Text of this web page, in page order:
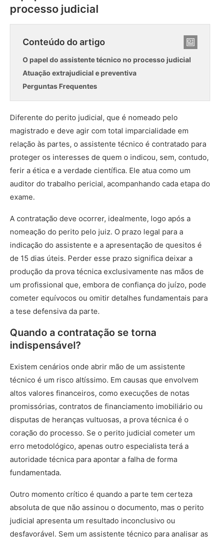
processo judicial
Conteúdo do artigo
O papel do assistente técnico no processo judicial
Atuação extrajudicial e preventiva
Perguntas Frequentes
Diferente do perito judicial, que é nomeado pelo
magistrado e deve agir com total imparcialidade em
relação às partes, o assistente técnico é contratado para
proteger os interesses de quem o indicou, sem, contudo,
ferir a ética e a verdade científica. Ele atua como um
auditor do trabalho pericial, acompanhando cada etapa do
exame.
A contratação deve ocorrer, idealmente, logo após a
nomeação do perito pelo juiz. O prazo legal para a
indicação do assistente e a apresentação de quesitos é
de 15 dias úteis. Perder esse prazo significa deixar a
produção da prova técnica exclusivamente nas mãos de
um profissional que, embora de confiança do juízo, pode
cometer equívocos ou omitir detalhes fundamentais para
a tese defensiva da parte.
Quando a contratação se torna
indispensável?
Existem cenários onde abrir mão de um assistente
técnico é um risco altíssimo. Em causas que envolvem
altos valores financeiros, como execuções de notas
promissórias, contratos de financiamento imobiliário ou
disputas de heranças vultuosas, a prova técnica é o
coração do processo. Se o perito judicial cometer um
erro metodológico, apenas outro especialista terá a
autoridade técnica para apontar a falha de forma
fundamentada.
Outro momento crítico é quando a parte tem certeza
absoluta de que não assinou o documento, mas o perito
judicial apresenta um resultado inconclusivo ou
desfavorável. Sem um assistente técnico para analisar as